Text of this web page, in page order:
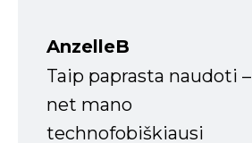
AnzelleB
Taip paprasta naudoti –
net mano
technofobiškiausi